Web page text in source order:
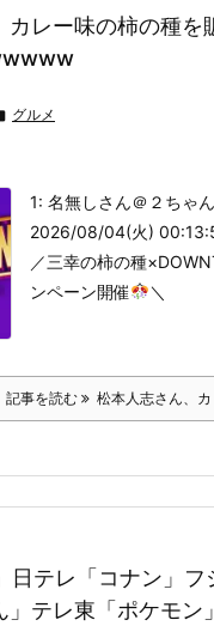
カレー味の柿の種を
グルメ
1: 名無しさん＠２ちゃ
2026/08/04(火)
／三幸の柿の種
ンペーン開催
＼
記事を読む 松本人志さん、カ
日テレ「コナン」フ
」テレ東「ポケモン